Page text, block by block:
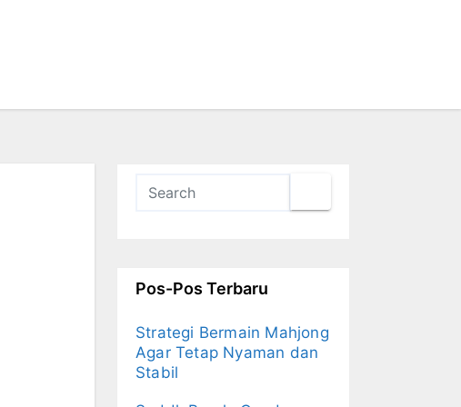
Pos-Pos Terbaru
Strategi Bermain Mahjong
Agar Tetap Nyaman dan
Stabil